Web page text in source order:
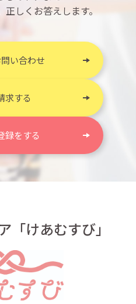
しくお答えします。
い合わせ
求する
録をする
「けあむすび」